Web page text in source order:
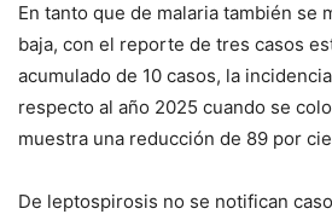
En tanto que de malaria también se
baja, con el reporte de tres casos
acumulado de 10 casos, la
respecto al año 2025 cuando se
muestra una reducción de 89 por
De leptospirosis no se notifican